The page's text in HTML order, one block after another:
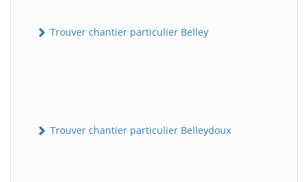
Trouver chantier particulier Belley
Trouver chantier particulier Belleydoux